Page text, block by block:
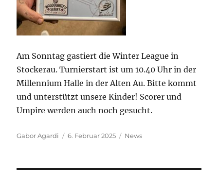
Am Sonntag gastiert die Winter League in
Stockerau. Turnierstart ist um 10.40 Uhr in der
Millennium Halle in der Alten Au. Bitte kommt
und unterstützt unsere Kinder! Scorer und
Umpire werden auch noch gesucht.
Autor
Gabor Agardi
Veröffentlicht
6. Februar 2025 Kategorien
News